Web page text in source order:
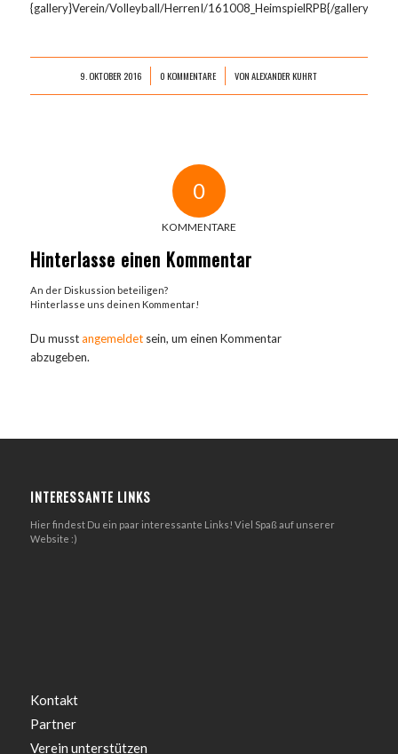
{gallery}Verein/Volleyball/HerrenI/161008_HeimspielRPB{/gallery}
9. OKTOBER 2016
/ 0 KOMMENTARE
/ VONALEXANDER KUHRT
0
KOMMENTARE
Hinterlasse einen Kommentar
An der Diskussion beteiligen?
Hinterlasse uns deinen Kommentar!
Du musstangemeldetsein, um einen Kommentar
abzugeben.
INTERESSANTE LINKS
Hier findest Du ein paar interessante Links! Viel Spaß auf unserer
Website :)
Kontakt
Partner
Verein unterstützen